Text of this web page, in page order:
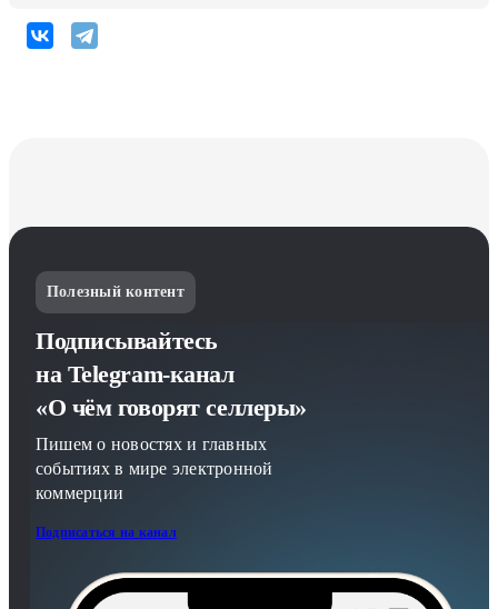
Полезный контент
Подписывайтесь
на Telegram-канал
«О чём говорят селлеры»
Пишем о новостях и главных
событиях в мире электронной
коммерции
Подписаться на канал